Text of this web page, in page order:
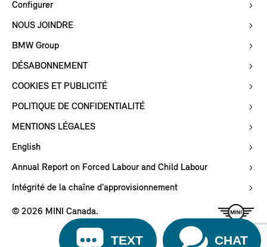
Configurer
NOUS JOINDRE
BMW Group
DÉSABONNEMENT
COOKIES ET PUBLICITÉ
POLITIQUE DE CONFIDENTIALITÉ
MENTIONS LÉGALES
English
Annual Report on Forced Labour and Child Labour
Intégrité de la chaîne d’approvisionnement
© 2026 MINI Canada.
TEXT CHAT